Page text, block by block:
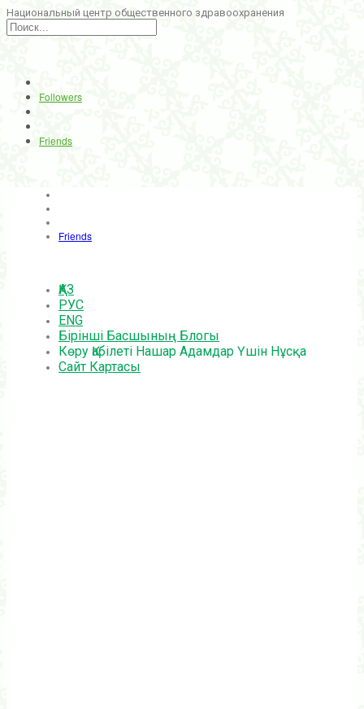
Национальный центр общественного здравоохранения
Followers
Friends
Friends
ҚАЗ
РУС
ENG
Бірінші Басшының Блогы
Көру Қабілеті Нашар Адамдар Үшін Нұсқа
Сайт Картасы